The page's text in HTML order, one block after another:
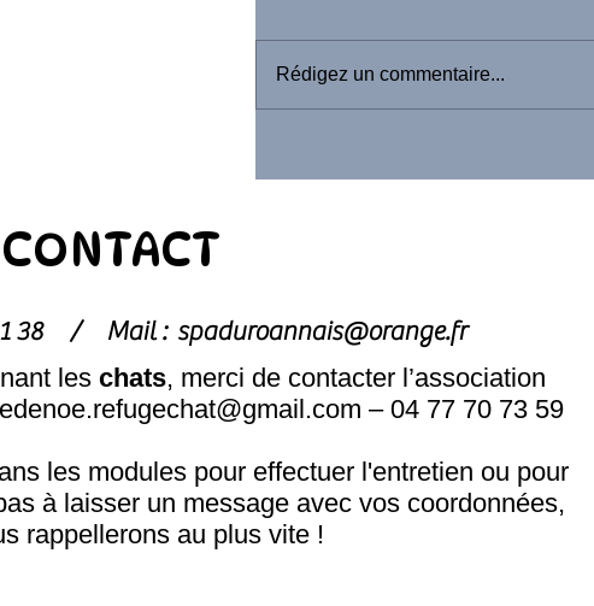
Rédigez un commentaire...
CONTACT
81 38 / Mail : spaduroannais@orange.fr
les chats, merci de contacter l’association
– 04 77 70 73 59
les modules pour effectuer l'entretien ou pour
à laisser un message avec vos coordonnées,
rappellerons au plus vite !